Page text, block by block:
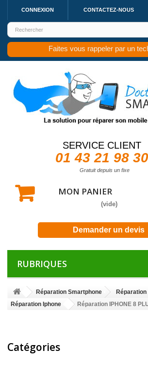
CONNEXION CONTACTEZ-NOUS
Faites vous rappeler par un
SERVICE CLIENT
01 43 21 98 30
Gratuit depuis un fixe
MON PANIER
(vide)
Demander un devis
RUBRIQUES
Réparation Smartphone
Réparation Iphone
Réparation IPHONE 8
Catégories